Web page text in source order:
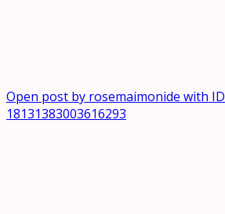
Open post by rosemaimonide with ID
18131383003616293